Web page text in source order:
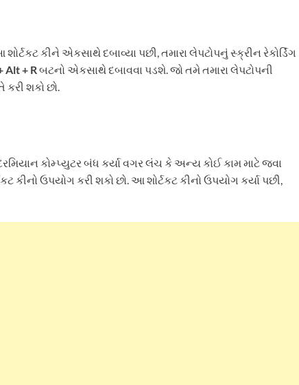
કીને એકસાથે દબાવ્યા પછી, તમારા લેપટોપનું સ્ક્રીન રેકોર્ડિંગ
Alt + Rબટનો એકસાથે દબાવવા પડશે. જો તમે તમારા લેપટોપની
શકો છો.
કોમ્પ્યુટર બંધ કર્યા વગર લંચ કે અન્ય કોઈ કામ માટે જવા
કીનો ઉપયોગ કરી શકો છો. આ શોર્ટકટ કીનો ઉપયોગ કર્યા પછી,